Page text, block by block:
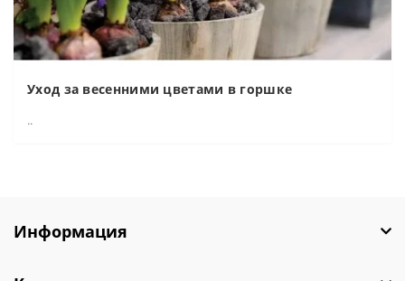
Уход за весенними цветами в горшке
..
Информация